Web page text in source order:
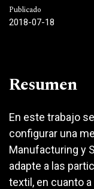
Publicado
2018-07-18
Resumen
En este trabajo
configurar una
Manufacturing y
adapte a las
textil, en cuanto